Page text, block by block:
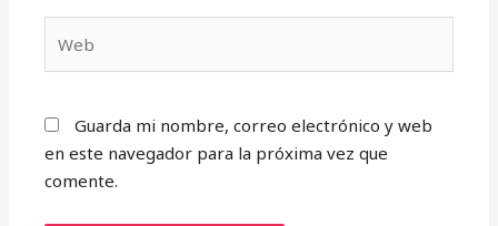
Guarda mi nombre, correo electrónico y web
en este navegador para la próxima vez que
comente.